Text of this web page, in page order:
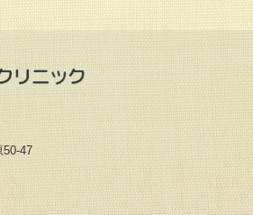
50-47